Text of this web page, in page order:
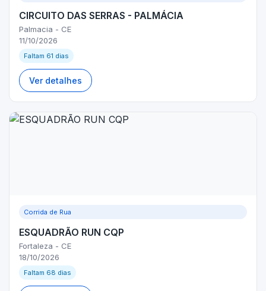
CIRCUITO DAS SERRAS - PALMÁCIA
Palmacia - CE
11/10/2026
Faltam 61 dias
Ver detalhes
Corrida de Rua
ESQUADRÃO RUN CQP
Fortaleza - CE
18/10/2026
Faltam 68 dias